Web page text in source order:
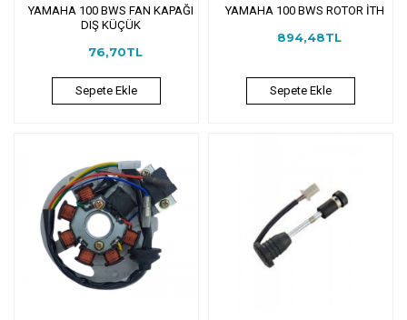
YAMAHA 100 BWS FAN KAPAĞI
DIŞ KÜÇÜK
76,70TL
Sepete Ekle
YAMAHA 100 BWS ROTOR İTH
894,48TL
Sepete Ekle